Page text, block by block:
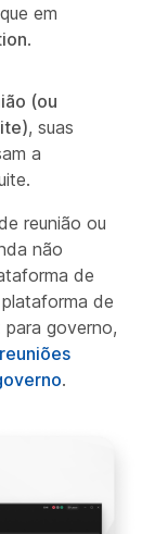
em
.
(ou
, suas
a
reunião ou
não
de
de
para governo,
.